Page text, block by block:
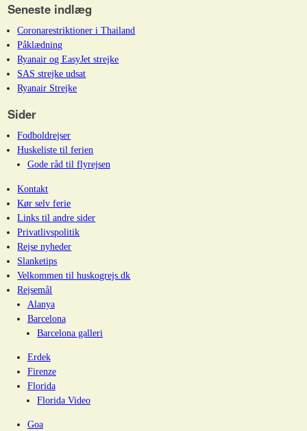
Seneste indlæg
Coronarestriktioner i Thailand
Påklædning
Ryanair og EasyJet strejke
SAS strejke udsat
Ryanair Strejke
Sider
Fodboldrejser
Huskeliste til ferien
Gode råd til flyrejsen
Kontakt
Kør selv ferie
Links til andre sider
Privatlivspolitik
Rejse nyheder
Slanketips
Velkommen til huskogrejs.dk
Rejsemål
Alanya
Barcelona
Barcelona galleri
Erdek
Firenze
Florida
Florida Video
Goa